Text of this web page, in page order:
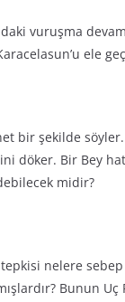
vuruşma
ele
bir şekilde
döker. Bir Bey
midir?
tepkisi nelere
Bunun Uç